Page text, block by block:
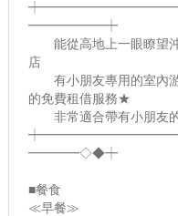
━━━━━━┿
能從高地上一眼瞭望沖
店
有小朋友專用的室內游
的免費租借服務★
非常適合帶有小朋友的
━━━━◇◆┿
■餐食
≪早餐≫